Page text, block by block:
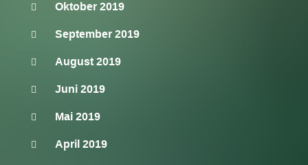
Oktober 2019
September 2019
August 2019
Juni 2019
Mai 2019
April 2019